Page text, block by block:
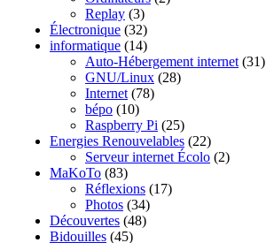
Replay (3)
Électronique (32)
informatique (14)
Auto-Hébergement internet (31)
GNU/Linux (28)
Internet (78)
bépo (10)
Raspberry Pi (25)
Energies Renouvelables (22)
Serveur internet Écolo (2)
MaKoTo (83)
Réflexions (17)
Photos (34)
Découvertes (48)
Bidouilles (45)